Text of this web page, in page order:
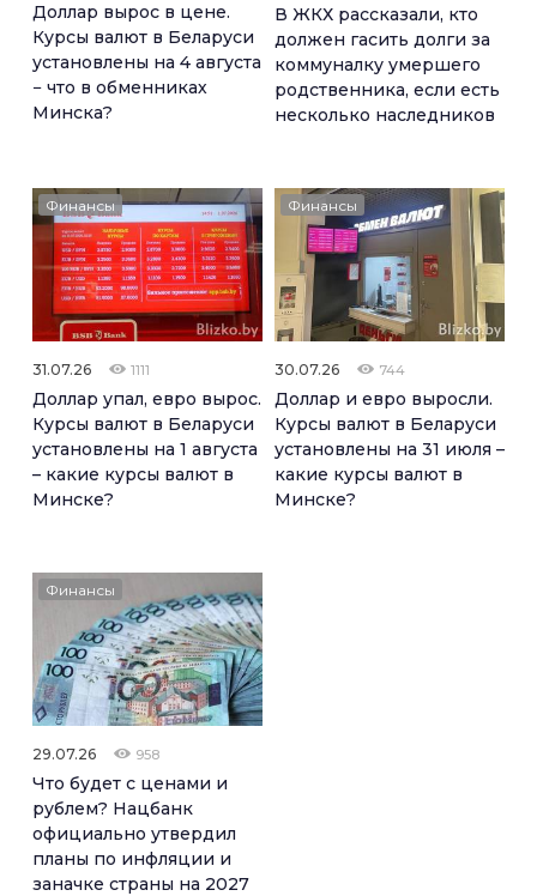
Доллар вырос в цене.
Курсы валют в Беларуси
установлены на 4 августа
− что в обменниках
Минска?
В ЖКХ рассказали, кто
должен гасить долги за
коммуналку умершего
родственника, если есть
несколько наследников
Финансы
31.07.26 1111
Доллар упал, евро вырос.
Курсы валют в Беларуси
установлены на 1 августа
– какие курсы валют в
Минске?
Финансы
30.07.26 744
Доллар и евро выросли.
Курсы валют в Беларуси
установлены на 31 июля –
какие курсы валют в
Минске?
Финансы
29.07.26 958
Что будет с ценами и
рублем? Нацбанк
официально утвердил
планы по инфляции и
заначке страны на 2027